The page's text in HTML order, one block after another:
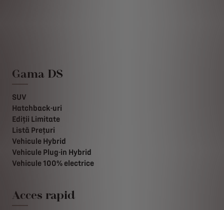
Gama DS
SUV
Hatchback-uri
Ediții Limitate
Listă Prețuri
Vehicule Hybrid
Vehicule Plug-in Hybrid
Vehicule 100% electrice
Acces rapid